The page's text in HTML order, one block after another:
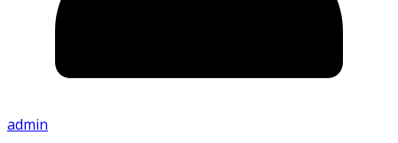
admin